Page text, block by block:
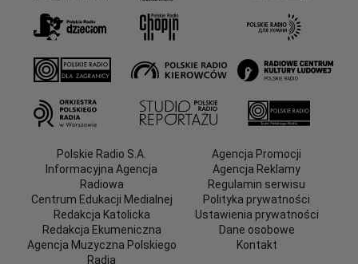
Polskie Radio S.A.
Informacyjna Agencja
Radiowa
Centrum Edukacji Medialnej
Redakcja Katolicka
Redakcja Ekumeniczna
Agencja Muzyczna Polskiego
Radia
Agencja Promocji
Agencja Reklamy
Regulamin serwisu
Polityka prywatności
Ustawienia prywatności
Dane osobowe
Kontakt